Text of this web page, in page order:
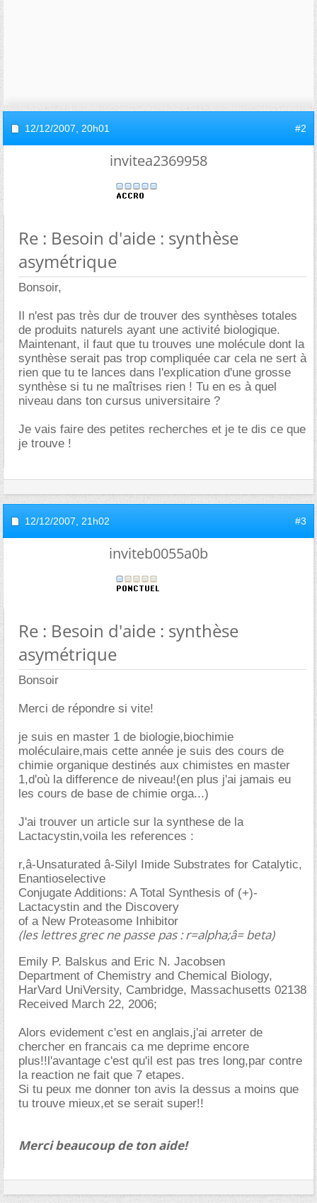
12/12/2007, 20h01 #2
invitea2369958
Re : Besoin d'aide : synthèse
asymétrique
Bonsoir,
Il n'est pas très dur de trouver des synthèses totales
de produits naturels ayant une activité biologique.
Maintenant, il faut que tu trouves une molécule dont la
synthèse serait pas trop compliquée car cela ne sert à
rien que tu te lances dans l'explication d'une grosse
synthèse si tu ne maîtrises rien ! Tu en es à quel
niveau dans ton cursus universitaire ?
Je vais faire des petites recherches et je te dis ce que
je trouve !
12/12/2007, 21h02 #3
inviteb0055a0b
Re : Besoin d'aide : synthèse
asymétrique
Bonsoir
Merci de répondre si vite!
je suis en master 1 de biologie,biochimie
moléculaire,mais cette année je suis des cours de
chimie organique destinés aux chimistes en master
1,d'où la difference de niveau!(en plus j'ai jamais eu
les cours de base de chimie orga...)
J'ai trouver un article sur la synthese de la
Lactacystin,voila les references :
r,â-Unsaturated â-Silyl Imide Substrates for Catalytic,
Enantioselective
Conjugate Additions: A Total Synthesis of (+)-
Lactacystin and the Discovery
of a New Proteasome Inhibitor
(les lettres grec ne passe pas : r=alpha;â= beta)
Emily P. Balskus and Eric N. Jacobsen
Department of Chemistry and Chemical Biology,
HarVard UniVersity, Cambridge, Massachusetts 02138
Received March 22, 2006;
Alors evidement c'est en anglais,j'ai arreter de
chercher en francais ca me deprime encore
plus!!l'avantage c'est qu'il est pas tres long,par contre
la reaction ne fait que 7 etapes.
Si tu peux me donner ton avis la dessus a moins que
tu trouve mieux,et se serait super!!
Merci beaucoup de ton aide!